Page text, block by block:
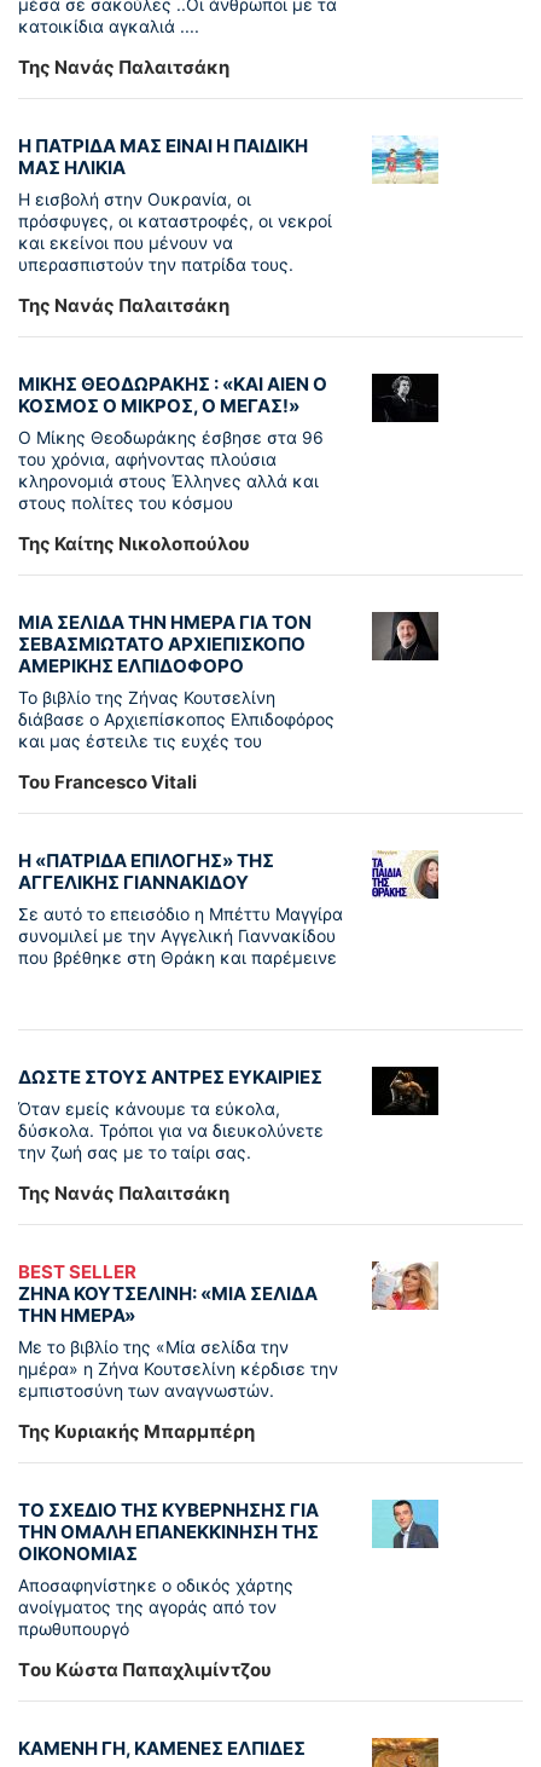
μέσα σε σακούλες ..Οι άνθρωποι με τα
κατοικίδια αγκαλιά ....
Της Νανάς Παλαιτσάκη
Η ΠΑΤΡΙΔΑ ΜΑΣ ΕΙΝΑΙ Η ΠΑΙΔΙΚΗ
ΜΑΣ ΗΛΙΚΙΑ
Η εισβολή στην Ουκρανία, οι
πρόσφυγες, οι καταστροφές, οι νεκροί
και εκείνοι που μένουν να
υπερασπιστούν την πατρίδα τους.
Της Νανάς Παλαιτσάκη
ΜΙΚΗΣ ΘΕΟΔΩΡΑΚΗΣ : «KAI ΑΙΕΝ Ο
ΚΟΣΜΟΣ Ο ΜΙΚΡΟΣ, Ο ΜΕΓΑΣ!»
Ο Μίκης Θεοδωράκης έσβησε στα 96
του χρόνια, αφήνοντας πλούσια
κληρονομιά στους Έλληνες αλλά και
στους πολίτες του κόσμου
Της Καίτης Νικολοπούλου
ΜΙΑ ΣΕΛΙΔΑ ΤΗΝ ΗΜΕΡΑ ΓΙΑ ΤΟΝ
ΣΕΒΑΣΜΙΩΤΑΤΟ ΑΡΧΙΕΠΙΣΚΟΠΟ
ΑΜΕΡΙΚΗΣ ΕΛΠΙΔΟΦΟΡΟ
Το βιβλίο της Ζήνας Κουτσελίνη
διάβασε ο Αρχιεπίσκοπος Ελπιδοφόρος
και μας έστειλε τις ευχές του
Του Francesco Vitali
Η «ΠΑΤΡΊΔΑ ΕΠΙΛΟΓΉΣ» ΤΗΣ
ΑΓΓΕΛΙΚΉΣ ΓΙΑΝΝΑΚΊΔΟΥ
Σε αυτό το επεισόδιο η Μπέττυ Μαγγίρα
συνομιλεί με την Αγγελική Γιαννακίδου
που βρέθηκε στη Θράκη και παρέμεινε
ΔΩΣΤΕ ΣΤΟΥΣ ΑΝΤΡΕΣ ΕΥΚΑΙΡΙΕΣ
Όταν εμείς κάνουμε τα εύκολα,
δύσκολα. Τρόποι για να διευκολύνετε
την ζωή σας με το ταίρι σας.
Της Νανάς Παλαιτσάκη
BEST SELLER
ΖΗΝΑ ΚΟΥΤΣΕΛΙΝΗ: «ΜΙΑ ΣΕΛΙΔΑ
ΤΗΝ ΗΜΕΡΑ»
Με το βιβλίο της «Μία σελίδα την
ημέρα» η Ζήνα Κουτσελίνη κέρδισε την
εμπιστοσύνη των αναγνωστών.
Της Κυριακής Μπαρμπέρη
ΤΟ ΣΧΕΔΙΟ ΤΗΣ ΚΥΒΕΡΝΗΣΗΣ ΓΙΑ
ΤΗΝ ΟΜΑΛΗ ΕΠΑΝΕΚΚΙΝΗΣΗ ΤΗΣ
ΟΙΚΟΝΟΜΙΑΣ
Αποσαφηνίστηκε ο οδικός χάρτης
ανοίγματος της αγοράς από τον
πρωθυπουργό
Tου Κώστα Παπαχλιμίντζου
ΚΑΜΕΝΗ ΓΗ, ΚΑΜΕΝΕΣ ΕΛΠΙΔΕΣ